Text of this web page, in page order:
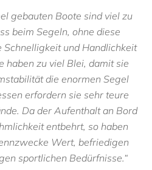
gebauten Boote sind viel zu
beim Segeln, ohne diese
Schnelligkeit und Handlichkeit
haben zu viel Blei, damit sie
die enormen Segel
erfordern sie sehr teure
Da der Aufenthalt an Bord
entbehrt, so haben
Wert, befriedigen
sportlichen Bedürfnisse.“